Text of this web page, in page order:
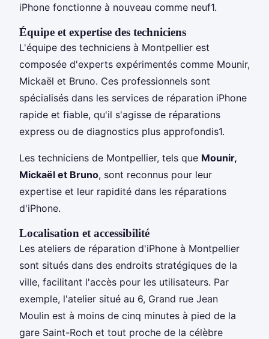
iPhone fonctionne à nouveau comme neuf1.
Équipe et expertise des techniciens
L'équipe des techniciens à Montpellier est
composée d'experts expérimentés comme Mounir,
Mickaël et Bruno. Ces professionnels sont
spécialisés dans les services de réparation iPhone
rapide et fiable, qu'il s'agisse de réparations
express ou de diagnostics plus approfondis1.
Les techniciens de Montpellier, tels que Mounir,
Mickaël et Bruno, sont reconnus pour leur
expertise et leur rapidité dans les réparations
d'iPhone.
Localisation et accessibilité
Les ateliers de réparation d'iPhone à Montpellier
sont situés dans des endroits stratégiques de la
ville, facilitant l'accès pour les utilisateurs. Par
exemple, l'atelier situé au 6, Grand rue Jean
Moulin est à moins de cinq minutes à pied de la
gare Saint-Roch et tout proche de la célèbre